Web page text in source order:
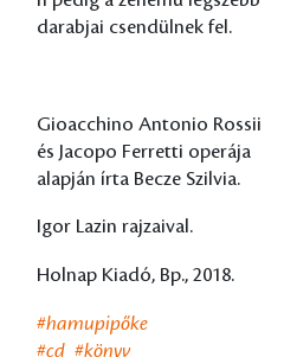
darabjai csendülnek fel.
Gioacchino Antonio Rossii
és Jacopo Ferretti operája
alapján írta Becze Szilvia.
Igor Lazin rajzaival.
Holnap Kiadó, Bp., 2018.
#hamupipőke
#cd #könyv